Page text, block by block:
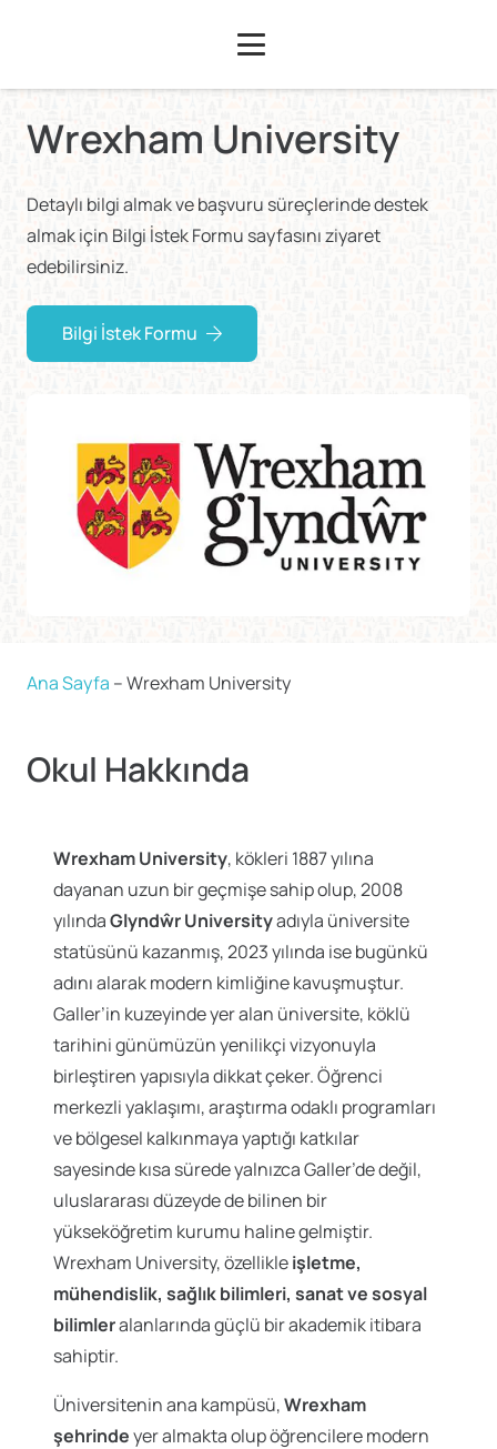
Wrexham University
Detaylı bilgi almak ve başvuru süreçlerinde destek
almak için Bilgi İstek Formu sayfasını ziyaret
edebilirsiniz.
Bilgi İstek Formu
Ana Sayfa –Wrexham University
Okul Hakkında
Wrexham University, kökleri 1887 yılına
dayanan uzun bir geçmişe sahip olup, 2008
yılındaGlyndŵr Universityadıyla üniversite
statüsünü kazanmış, 2023 yılında ise bugünkü
adını alarak modern kimliğine kavuşmuştur.
Galler’in kuzeyinde yer alan üniversite, köklü
tarihini günümüzün yenilikçi vizyonuyla
birleştiren yapısıyla dikkat çeker. Öğrenci
merkezli yaklaşımı, araştırma odaklı programları
ve bölgesel kalkınmaya yaptığı katkılar
sayesinde kısa sürede yalnızca Galler’de değil,
uluslararası düzeyde de bilinen bir
yükseköğretim kurumu haline gelmiştir.
Wrexham University, özellikleişletme,
mühendislik, sağlık bilimleri, sanat ve sosyal
bilimleralanlarında güçlü bir akademik itibara
sahiptir.
Üniversitenin ana kampüsü,Wrexham
şehrindeyer almakta olup öğrencilere modern